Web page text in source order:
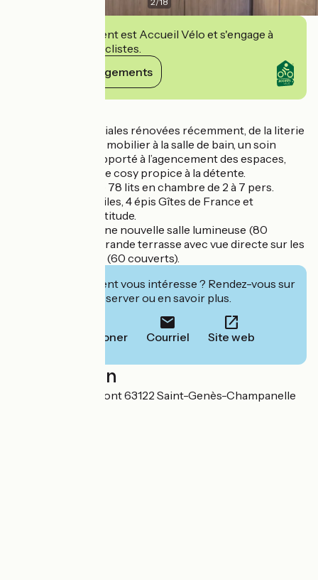
Cet établissement est Accueil Vélo et s'engage à
accueillir des cyclistes.
Voir ses engagements
19 chambres familiales rénovées récemment, de la literie
à la décoration, du mobilier à la salle de bain, un soin
particulier a été apporté à l’agencement des espaces,
dans une ambiance cosy propice à la détente.
Capacité totale de 78 lits en chambre de 2 à 7 pers.
Hôtel classé 3 étoiles, 4 épis Gîtes de France et
hébergement Nattitude.
Restaurant avec une nouvelle salle lumineuse (80
couverts) et une grande terrasse avec vue directe sur les
volcans alentours (60 couverts).
Cet établissement vous intéresse ? Rendez-vous sur
leur site pour réserver ou en savoir plus.
Téléphoner Courriel Site web
Localisation
19 route de Clermont 63122 Saint-Genès-Champanelle